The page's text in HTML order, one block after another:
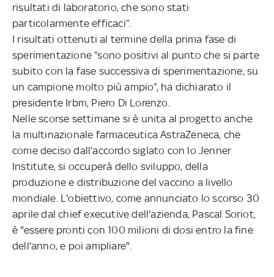
risultati di laboratorio, che sono stati
particolarmente efficaci”.
I risultati ottenuti al termine della prima fase di
sperimentazione ”sono positivi al punto che si parte
subito con la fase successiva di sperimentazione, su
un campione molto più ampio”, ha dichiarato il
presidente Irbm, Piero Di Lorenzo.
Nelle scorse settimane si è unita al progetto anche
la multinazionale farmaceutica AstraZeneca, che
come deciso dall’accordo siglato con lo Jenner
Institute, si occuperà dello sviluppo, della
produzione e distribuzione del vaccino a livello
mondiale. L'obiettivo, come annunciato lo scorso 30
aprile dal chief executive dell'azienda, Pascal Soriot,
è "essere pronti con 100 milioni di dosi entro la fine
dell'anno, e poi ampliare".